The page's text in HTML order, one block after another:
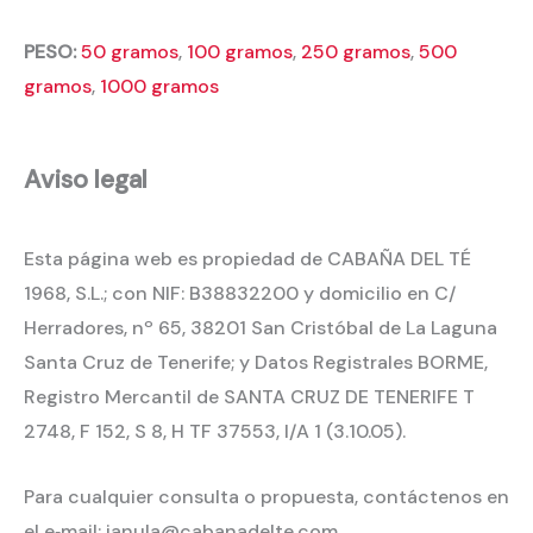
PESO:50 gramos, 100 gramos, 250 gramos,500
gramos, 1000 gramos
Aviso legal
Esta página web es propiedad de CABAÑA DEL TÉ
1968, S.L.; con NIF: B38832200 y domicilio en C/
Herradores, nº 65, 38201 San Cristóbal de La Laguna
Santa Cruz de Tenerife; y Datos Registrales BORME,
Registro Mercantil de SANTA CRUZ DE TENERIFE T
2748, F 152, S 8, H TF 37553, I/A 1 (3.10.05).
Para cualquier consulta o propuesta, contáctenos en